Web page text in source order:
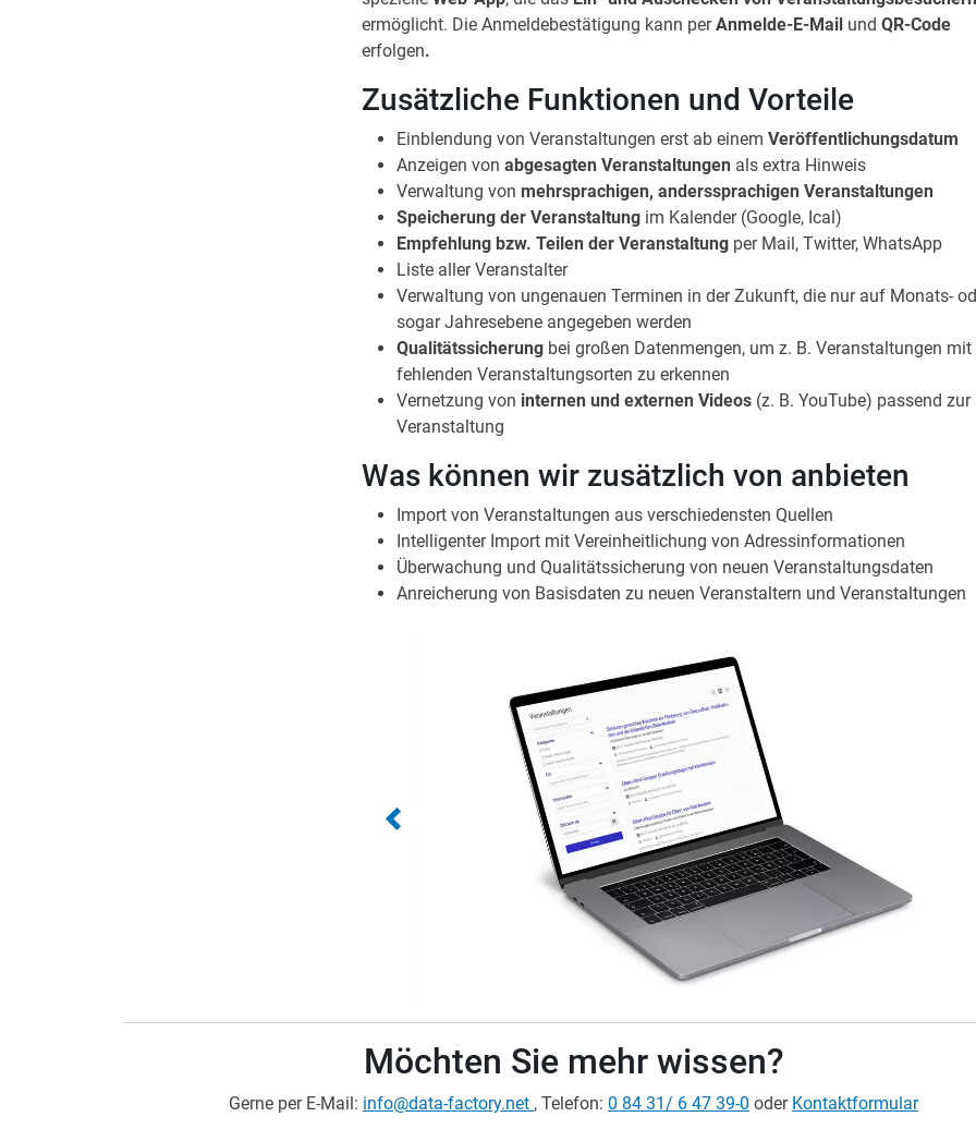
ermöglicht. Die Anmeldebestätigung kann perAnmelde-E-Mail und QR-Code
erfolgen.
Zusätzliche Funktionen und Vorteile
Einblendung von Veranstaltungen erst ab einemVeröffentlichungsdatum
Anzeigen vonabgesagten Veranstaltungen als extra Hinweis
Verwaltung vonmehrsprachigen, anderssprachigen Veranstaltungen
Speicherung der Veranstaltung im Kalender (Google, Ical)
Empfehlung bzw. Teilen der Veranstaltung per Mail, Twitter, WhatsApp
Liste aller Veranstalter
Verwaltung von ungenauen Terminen in der Zukunft, die nur auf Monats-
sogar Jahresebene angegeben werden
Qualitätssicherung bei großen Datenmengen, um z. B. Veranstaltungen mit
fehlenden Veranstaltungsorten zu erkennen
Vernetzung von internen und externen Videos (z. B. YouTube) passend zur
Veranstaltung
Was können wir zusätzlich von anbieten
Import von Veranstaltungen aus verschiedensten Quellen
Intelligenter Import mit Vereinheitlichung von Adressinformationen
Überwachung und Qualitätssicherung von neuen Veranstaltungsdaten
Anreicherung von Basisdaten zu neuen Veranstaltern und Veranstaltungen
Möchten Sie mehr wissen?
Gerne per E-Mail: info@data-factory.net , Telefon: 0 84 31/ 6 47 39-0 oder Kontaktformular